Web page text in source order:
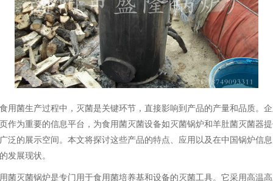
用菌生产过程中，灭菌是关键环节，直接影响到产品的产量和品质。
作为重要的信息平台，为食用菌灭菌设备如灭菌锅炉和羊肚菌灭菌器
泛的展示空间。本文将探讨这些产品的特点、应用以及在中国锅炉信
发展现状。
菌灭菌锅炉是专门用于食用菌培养基和设备的灭菌工具。它采用高温